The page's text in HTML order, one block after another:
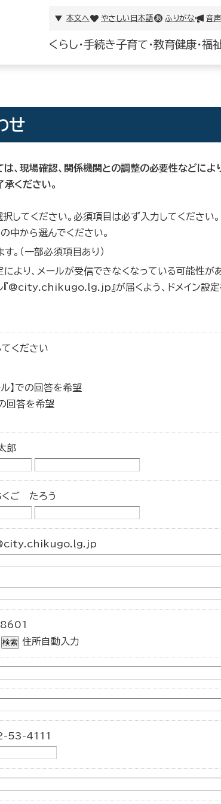
本文へ やさしい日本語 ふりがな 音
くらし・手続き子育て・教育健康・福
せ
は、現場確認、関係機関との調整の必要性などによ
ください。
択してください。必須項目は必ず入力してください。
の中から選んでください。
。（一部必須項目あり）
により、メールが受信できなくなっている可能性が
『@city.chikugo.lg.jp』が届くよう、ドメイン設
ください
ル】での回答を希望
の回答を希望
郎
くご たろう
住所自動入力
53-4111